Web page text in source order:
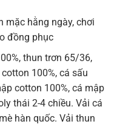
mặc hằng ngày, chơi
đồng phục
thun trơn 65/36,
100%, cá sấu
cotton 100%, cá mập
thái 2-4 chiều. Vải cá
hàn quốc. Vải thun